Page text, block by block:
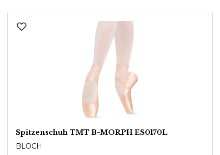
Spitzenschuh TMT B-MORPH ES0170L
BLOCH